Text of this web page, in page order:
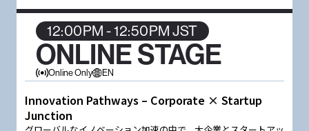
12:00PM - 12:50PM JST
ONLINE STAGE
Online Only EN
Innovation Pathways – Corporate × Startup
Junction